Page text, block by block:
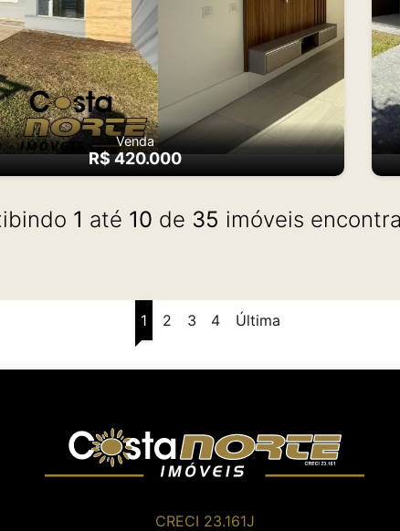
Venda
R$ 420.000
1 até 10 de 35 imóveis
1 2 3 4 Última
CRECI 23.161J